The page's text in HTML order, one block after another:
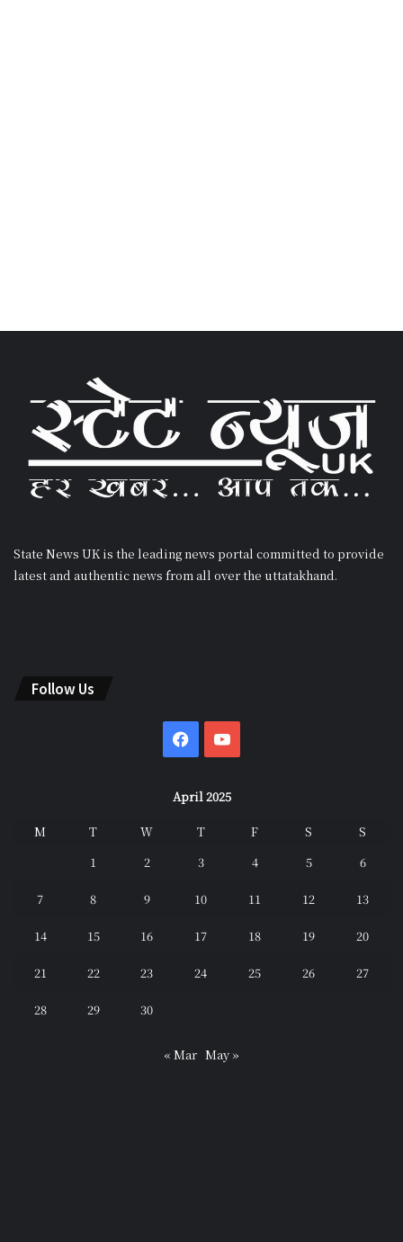
State News UK is the leading news portal committed to provide
latest and authentic news from all over the uttatakhand.
Follow Us
Facebook
April 2025
M T W T F S
S
1
2 3 4 5 6
7 8 9 10 11 12 13
14 15 16 17 18 19 20
21 22 23 24 25 26 27
28 29 30
« Mar May »